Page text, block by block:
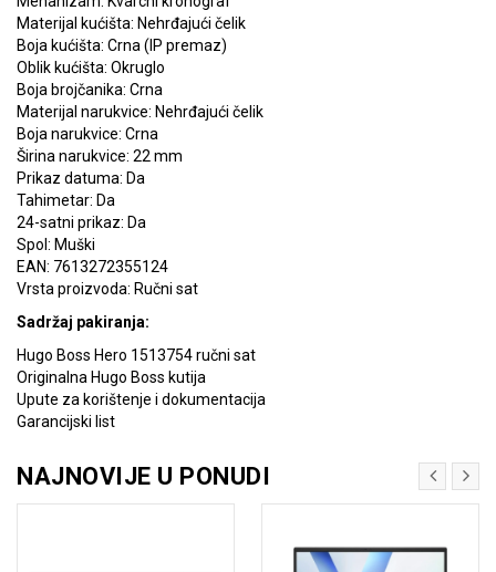
Materijal kućišta: Nehrđajući čelik
Boja kućišta: Crna (IP premaz)
Oblik kućišta: Okruglo
Boja brojčanika: Crna
Materijal narukvice: Nehrđajući čelik
Boja narukvice: Crna
Širina narukvice: 22 mm
Prikaz datuma: Da
Tahimetar: Da
24-satni prikaz: Da
Spol: Muški
EAN: 7613272355124
Vrsta proizvoda: Ručni sat
Sadržaj pakiranja:
Hugo Boss Hero 1513754 ručni sat
Originalna Hugo Boss kutija
Upute za korištenje i dokumentacija
Garancijski list
NAJNOVIJE U PONUDI